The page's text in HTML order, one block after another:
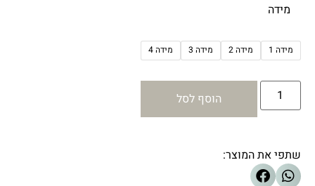
מידה
מידה 1 מידה 2 מידה 3 מידה 4
הוסף לסל
שתפי את המוצר: